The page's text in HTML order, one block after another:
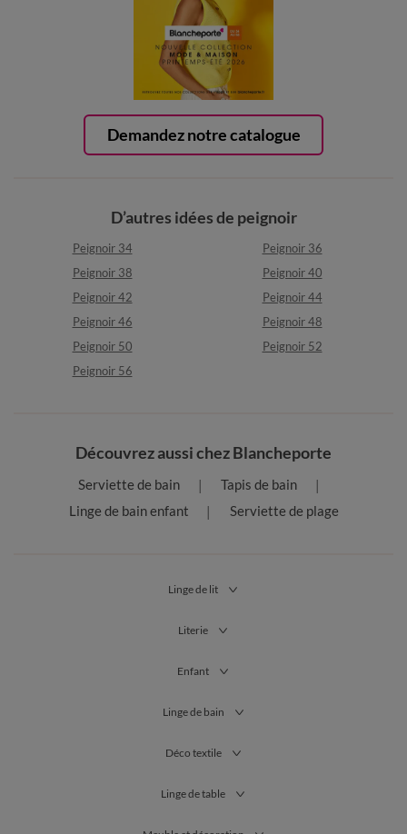
Demandez notre catalogue
D’autres idées de peignoir
Peignoir 34
Peignoir 36
Peignoir 38
Peignoir 40
Peignoir 42
Peignoir 44
Peignoir 46
Peignoir 48
Peignoir 50
Peignoir 52
Peignoir 56
Découvrez aussi chez Blancheporte
Serviette de bain
Tapis de bain
Linge de bain enfant
Serviette de plage
Linge de lit
Literie
Enfant
Linge de bain
Déco textile
Linge de table